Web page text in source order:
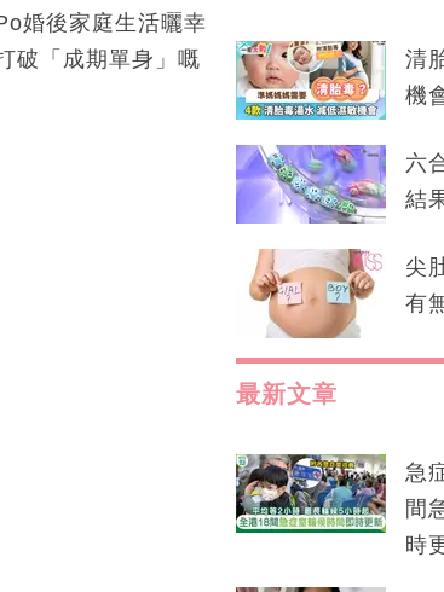
婚後家庭生活曬幸
破「成期單身」嘅
清
機
六
結
尖
有
最新文章
急
間
時